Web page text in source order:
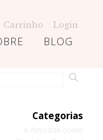
Carrinho Login
BLOG
Categorias
A Amizade como